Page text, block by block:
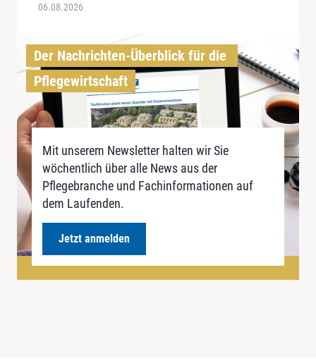
06.08.2026
Der Nachrichten-Überblick für die
Pflegewirtschaft
Mit unserem Newsletter halten wir Sie
wöchentlich über alle News aus der
Pflegebranche und Fachinformationen auf
dem Laufenden.
Jetzt anmelden